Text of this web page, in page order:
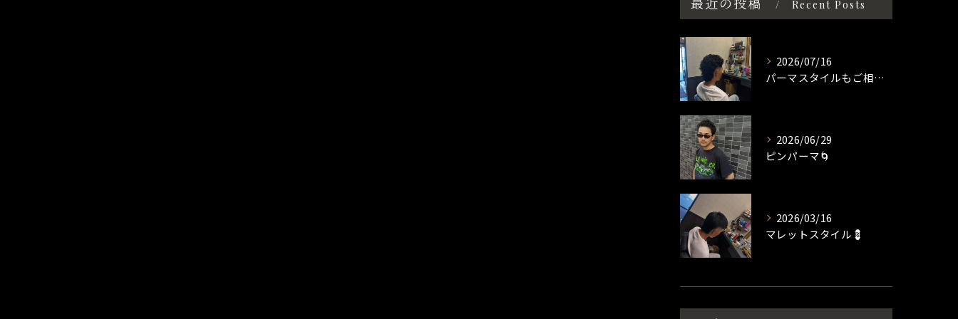
最近の投稿 Recent Posts
2026/07/16
パーマスタイルもご相談ください☀️
2026/06/29
ピンパーマ🌀
2026/03/16
マレットスタイル💈